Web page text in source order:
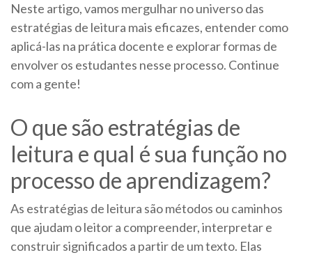
Neste artigo, vamos mergulhar no universo das
estratégias de leitura mais eficazes, entender como
aplicá-las na prática docente e explorar formas de
envolver os estudantes nesse processo. Continue
com a gente!
O que são estratégias de
leitura e qual é sua função no
processo de aprendizagem?
As estratégias de leitura são métodos ou caminhos
que ajudam o leitor a compreender, interpretar e
construir significados a partir de um texto. Elas